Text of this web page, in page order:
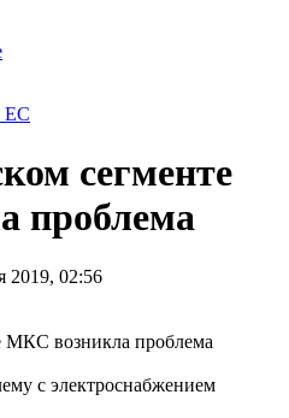
ЕС
сегменте
проблема
2019, 02:56
с электроснабжением